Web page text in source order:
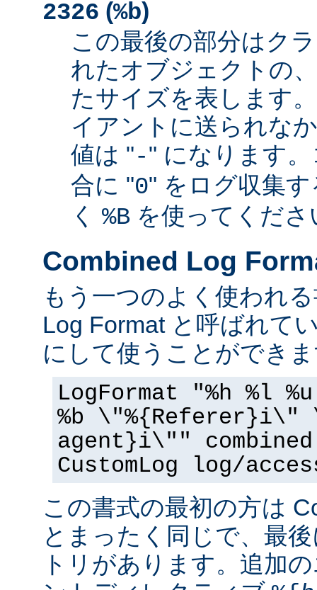
2326 (%b)
この最後の部分はク
れたオブジェクトの
たサイズを表します
イアントに送られな
値は "-" になります
合に "0" をログ収集
く %B を使ってくださ
Combined Log
もう一つのよく使われ
Log Format と呼ばれて
にして使うことができ
LogFormat "%h %l
%b \"%{Referer}i\"
agent}i\"" combined
CustomLog log/
この書式の最初の方は
とまったく同じで、最
トリがあります。追加